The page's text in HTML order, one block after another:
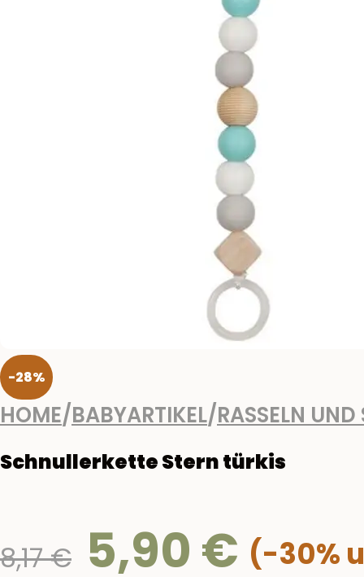
-28%
HOME/BABYARTIKEL/RASSELN
Schnullerkette Stern türkis
8,17€ Ursprünglicher
Preis
5,90 €